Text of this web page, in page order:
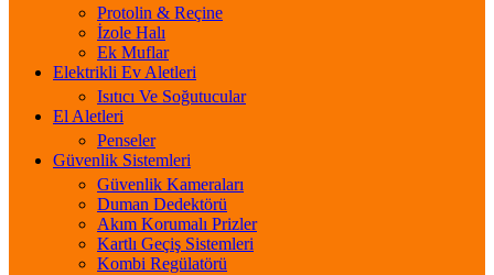
Protolin & Reçine
İzole Halı
Ek Muflar
Elektrikli Ev Aletleri
Isıtıcı Ve Soğutucular
El Aletleri
Penseler
Güvenlik Sistemleri
Güvenlik Kameraları
Duman Dedektörü
Akım Korumalı Prizler
Kartlı Geçiş Sistemleri
Kombi Regülatörü